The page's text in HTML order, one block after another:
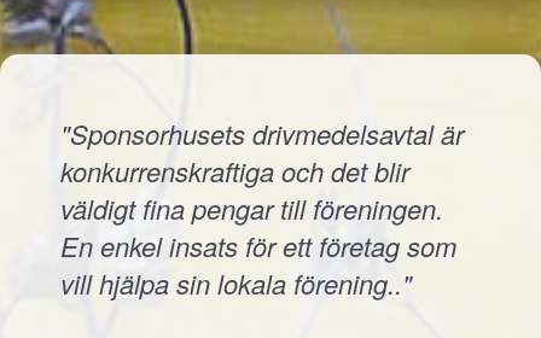
"Sponsorhusets drivmedelsavtal är
konkurrenskraftiga och det blir
väldigt fina pengar till föreningen.
En enkel insats för ett företag som
vill hjälpa sin lokala förening.."